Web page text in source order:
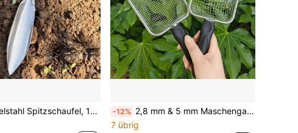
1 Stück Edelstahl Spitzschaufel, 12.2 Inches/31cm lang, Gartenwerkzeug zum Graben von Gemüse, Auflockern des Bodens, Pflanzen von Blumen, kleiner Kultivator Jätewerkzeug für Haus und Garten
-12% 2,8 mm & 5 mm Maschengarten Bodensieb mit Griff - ideal zum Sieben von Sand, Steinen, Erde, Kompost - perfekt für den Garteneinsatz
7 übrig